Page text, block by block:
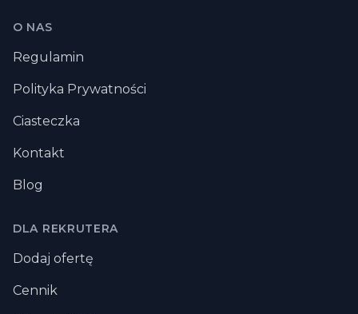
Stopka
O NAS
Regulamin
Polityka Prywatności
Ciasteczka
Kontakt
Blog
DLA REKRUTERA
Dodaj ofertę
Cennik